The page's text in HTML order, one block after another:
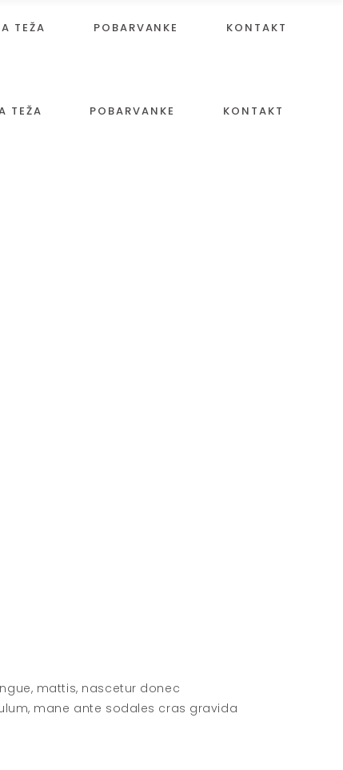
TEŽA POBARVANKE KONTAKT
TEŽA POBARVANKE KONTAKT
mattis, nascetur donec
mane ante sodales cras gravida